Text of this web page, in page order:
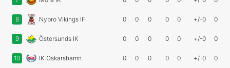
8 Nybro Vikings IF 0 0 0 0 0 +/-0 0
9 Östersunds IK 0 0 0 0 0 +/-0 0
10 IK Oskarshamn 0 0 0 0 0 +/-0 0